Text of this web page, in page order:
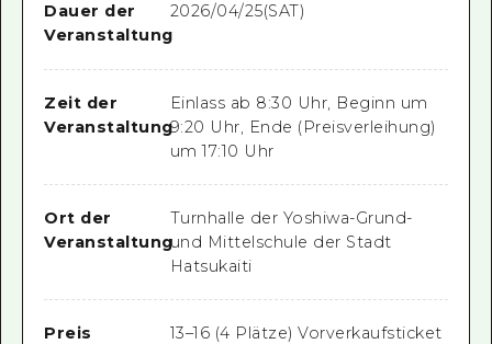
Dauer der
Veranstaltung
2026/04/25(SAT)
Zeit der
Veranstaltung
Einlass ab 8:30 Uhr, Beginn um
9:20 Uhr, Ende (Preisverleihung)
um 17:10 Uhr
Ort der
Veranstaltung
Turnhalle der Yoshiwa-Grund-
und Mittelschule der Stadt
Hatsukaiti
Preis
13–16 (4 Plätze) Vorverkaufsticket